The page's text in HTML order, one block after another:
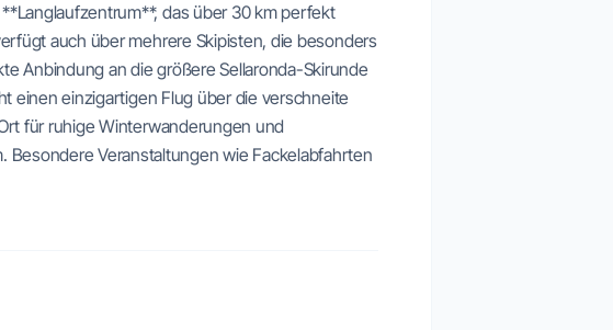
das über 30 km perfekt
auch über mehrere Skipisten, die besonders
Anbindung an die größere Sellaronda-Skirunde
einen einzigartigen Flug über die verschneite
für ruhige Winterwanderungen und
Besondere Veranstaltungen wie Fackelabfahrten